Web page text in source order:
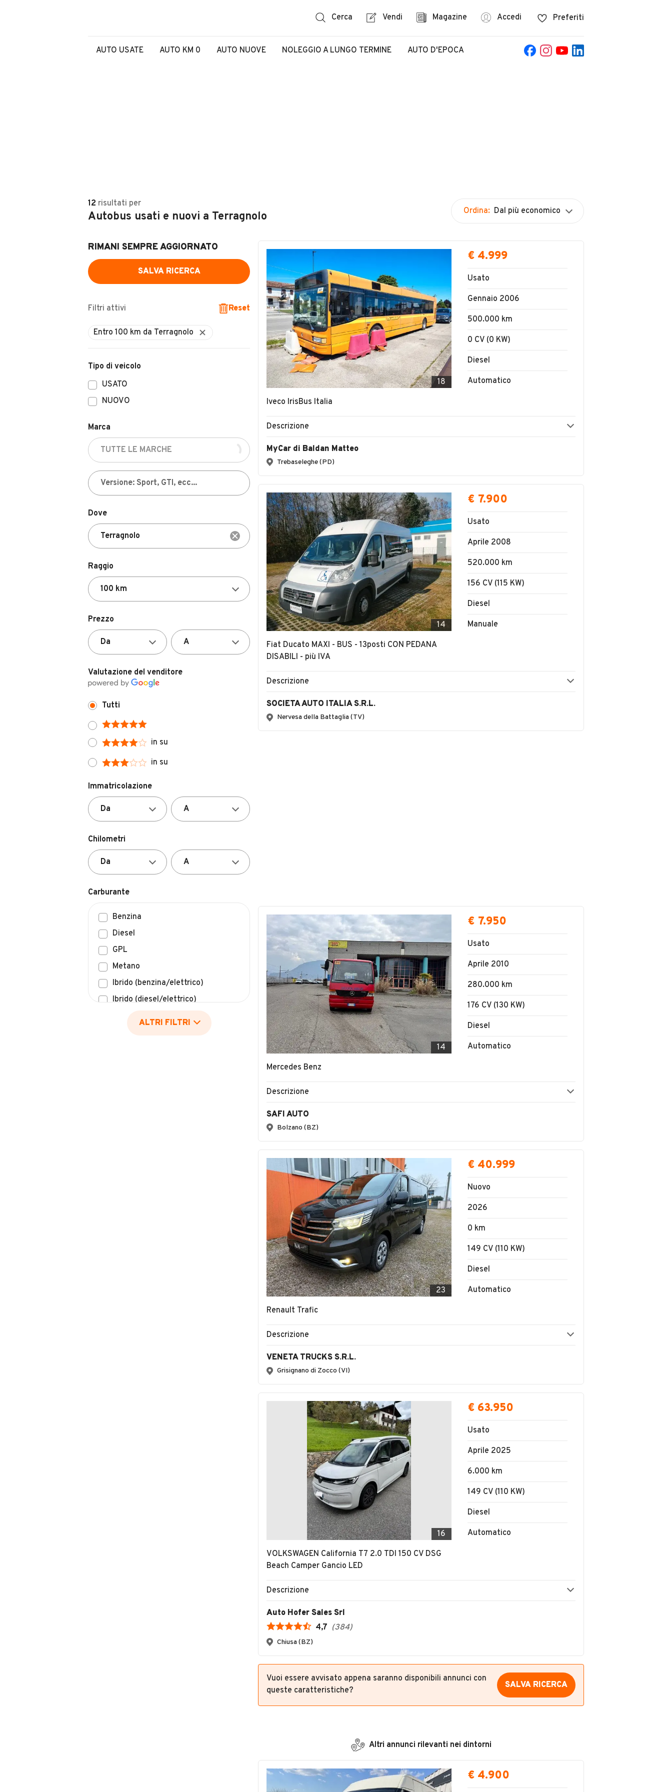
Cerca Vendi Magazine Accedi Preferiti
AUTO USATE AUTO KM 0 AUTO NUOVE NOLEGGIO A LUNGO TERMINE AUTO D'EPOCA
12 risultati per
Autobus usati e nuovi a Terragnolo Ordina: Dal più economico
RIMANI SEMPRE AGGIORNATO
SALVA RICERCA
Filtri attivi Reset
Tipo di veicolo
USATO
NUOVO
Marca
Dove
Raggio
Prezzo
Valutazione del venditore
Tutti
in su
in su
Immatricolazione
Chilometri
Carburante
Benzina
Diesel
GPL
Metano
Ibrido (benzina/elettrico)
Ibrido (diesel/elettrico)
Elettrico
Idrogeno
ALTRI FILTRI
18
Iveco IrisBus Italia
€ 4.999
Usato
Gennaio 2006
500.000 km
0 CV (0 KW)
Diesel
Automatico
Descrizione
MyCar di Baldan Matteo
Trebaseleghe (PD)
14
Fiat Ducato MAXI - BUS - 13posti CON PEDANA
DISABILI - più IVA
€ 7.900
Usato
Aprile 2008
520.000 km
156 CV (115 KW)
Diesel
Manuale
Descrizione
SOCIETA AUTO ITALIA S.R.L.
Nervesa della Battaglia (TV)
14
Mercedes Benz
€ 7.950
Usato
Aprile 2010
280.000 km
176 CV (130 KW)
Diesel
Automatico
Descrizione
SAFI AUTO
Bolzano (BZ)
23
Renault Trafic
€ 40.999
Nuovo
2026
0 km
149 CV (110 KW)
Diesel
Automatico
Descrizione
VENETA TRUCKS S.R.L.
Grisignano di Zocco (VI)
16
VOLKSWAGEN California T7 2.0 TDI 150 CV DSG
Beach Camper Gancio LED
€ 63.950
Usato
Aprile 2025
6.000 km
149 CV (110 KW)
Diesel
Automatico
Descrizione
Auto Hofer Sales Srl
4,7 (384)
Chiusa (BZ)
Vuoi essere avvisato appena saranno disponibili annunci con
queste caratteristiche?
SALVA RICERCA
Altri annunci rilevanti nei dintorni
€ 4.900